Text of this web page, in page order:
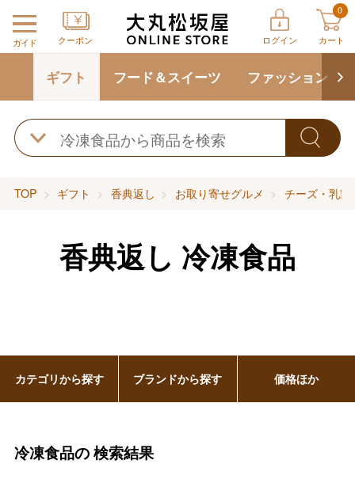
ガイド クーポン ログイン
0
カート
ギフト フード＆スイーツ ファッション
TOP ギフト 香典返し お取り寄せグルメ チーズ・乳
香典返し 冷凍食品
冷凍食品の検索結果
カテゴリから探す ブランドから探す 価格ほか